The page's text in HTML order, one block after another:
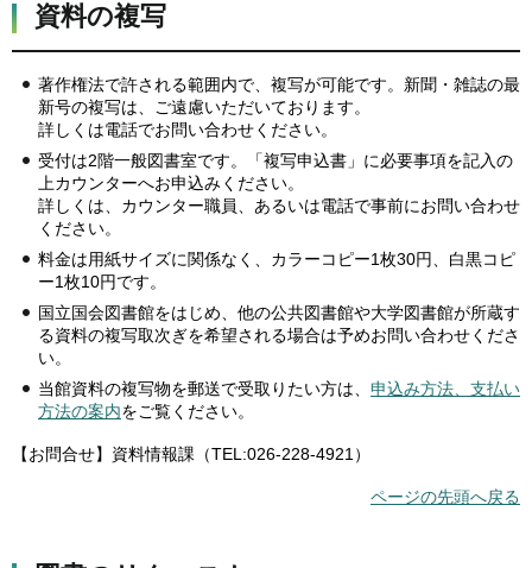
資料の複写
著作権法で許される範囲内で、複写が可能です。新聞・雑誌の最
新号の複写は、ご遠慮いただいております。
詳しくは電話でお問い合わせください。
受付は2階一般図書室です。「複写申込書」に必要事項を記入の
上カウンターへお申込みください。
詳しくは、カウンター職員、あるいは電話で事前にお問い合わせ
ください。
料金は用紙サイズに関係なく、カラーコピー1枚30円、白黒コピ
ー1枚10円です。
国立国会図書館をはじめ、他の公共図書館や大学図書館が所蔵す
る資料の複写取次ぎを希望される場合は予めお問い合わせくださ
い。
当館資料の複写物を郵送で受取りたい方は、 申込み方法、支払い
方法の案内をご覧ください。
【お問合せ】資料情報課（TEL:026-228-4921）
ページの先頭へ戻る